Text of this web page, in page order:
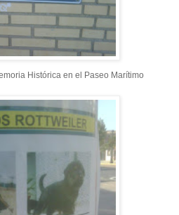
Histórica en el Paseo Marítimo